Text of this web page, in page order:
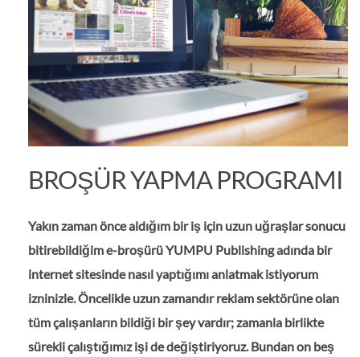
BROŞÜR YAPMA PROGRAMI
Yakın zaman önce aldığım bir iş için uzun uğraşlar sonucu
bitirebildiğim e-broşürü YUMPU Publishing adında bir
internet sitesinde nasıl yaptığımı anlatmak istiyorum
izninizle. Öncelikle uzun zamandır reklam sektörüne olan
tüm çalışanların bildiği bir şey vardır; zamanla birlikte
sürekli çalıştığımız işi de değiştiriyoruz. Bundan on beş